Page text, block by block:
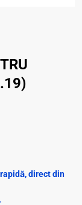
direct din